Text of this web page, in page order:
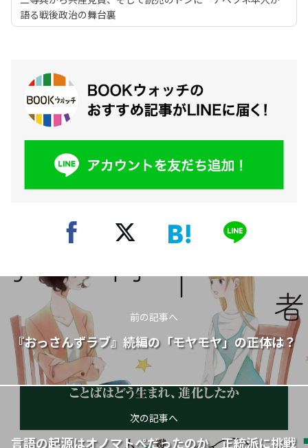
語る戦後政治の舞台裏
前の記事へ
『おっさんずラブ』続編の「モヤモヤ」の正体は？
次の記事へ
言語の起源はオノマトペだったのか 正統派に挑戦